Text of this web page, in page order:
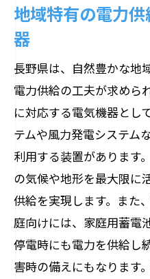
長野県に住むなら
最新の電気機器
例
地域特有のニー
情報
長野県の気候へ
長野県での電気
ードバック
未来の電気機器
開
地域特有の電力
器
長野県は、自然豊かな地
電力供給の工夫が求めら
に対応する電気機器とし
テムや風力発電システム
利用する装置があります
の気候や地形を最大限に
供給を実現します。また
庭向けには、家庭用蓄電
停電時にも電力を供給し
害時の備えにもなります